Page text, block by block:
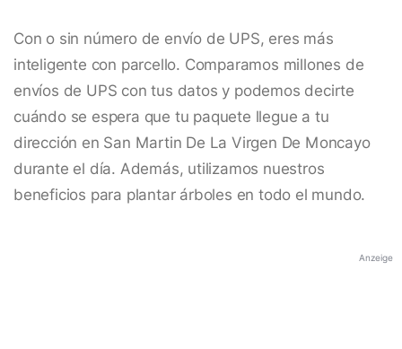
Con o sin número de envío de UPS, eres más
inteligente con parcello. Comparamos millones de
envíos de UPS con tus datos y podemos decirte
cuándo se espera que tu paquete llegue a tu
dirección en San Martin De La Virgen De Moncayo
durante el día. Además, utilizamos nuestros
beneficios para plantar árboles en todo el mundo.
Anzeige